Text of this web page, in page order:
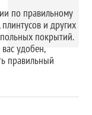
по правильному
и других
покрытий.
удобен,
правильный